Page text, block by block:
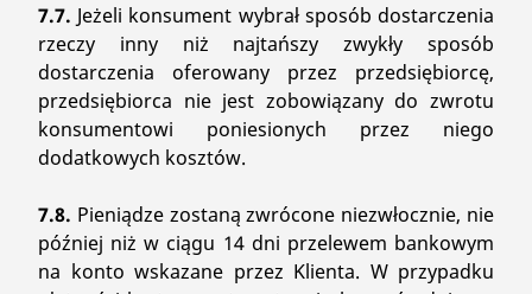
7.7. Jeżeli konsument wybrał sposób dostarczenia
rzeczy inny niż najtańszy zwykły sposób
dostarczenia oferowany przez przedsiębiorcę,
przedsiębiorca nie jest zobowiązany do zwrotu
konsumentowi poniesionych przez niego
dodatkowych kosztów.
7.8. Pieniądze zostaną zwrócone niezwłocznie, nie
później niż w ciągu 14 dni przelewem bankowym
na konto wskazane przez Klienta. W przypadku